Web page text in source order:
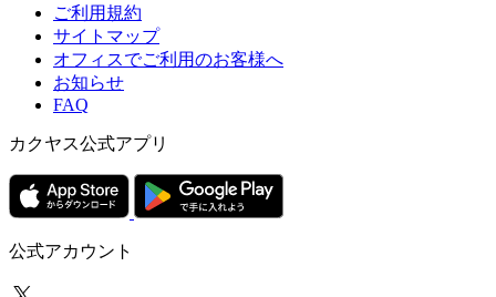
ご利用規約
サイトマップ
オフィスでご利用のお客様へ
お知らせ
FAQ
カクヤス公式アプリ
公式アカウント